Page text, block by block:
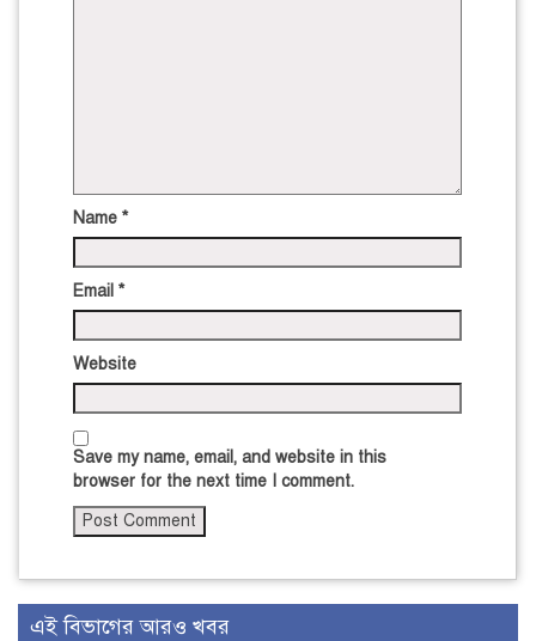
Name *
Email *
Website
Save my name, email, and website in this
browser for the next time I comment.
এই বিভাগের আরও খবর